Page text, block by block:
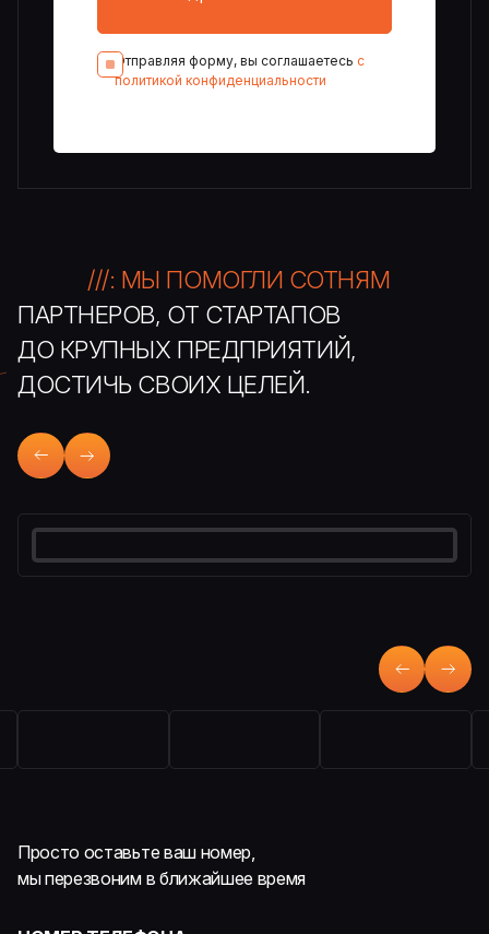
Отправляя форму, вы соглашаетесь с
политикой конфиденциальности
///: МЫ ПОМОГЛИ СОТНЯМ
ПАРТНЕРОВ, ОТ СТАРТАПОВ
ДО КРУПНЫХ ПРЕДПРИЯТИЙ,
ДОСТИЧЬ СВОИХ ЦЕЛЕЙ.
Просто оставьте ваш номер,
мы перезвоним в ближайшее время